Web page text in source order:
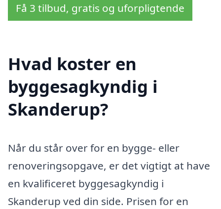
Få 3 tilbud, gratis og uforpligtende
Hvad koster en
byggesagkyndig i
Skanderup?
Når du står over for en bygge- eller
renoveringsopgave, er det vigtigt at have
en kvalificeret byggesagkyndig i
Skanderup ved din side. Prisen for en